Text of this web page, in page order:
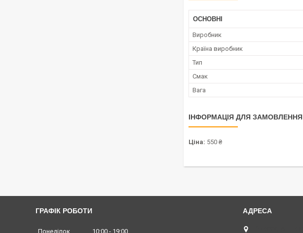
ОСНОВНІ
Виробник
Країна виробник
Тип
Смак
Вага
ІНФОРМАЦІЯ ДЛЯ ЗАМОВЛЕННЯ
Ціна: 550 ₴
ГРАФІК РОБОТИ
Понеділок 10:00 19:00